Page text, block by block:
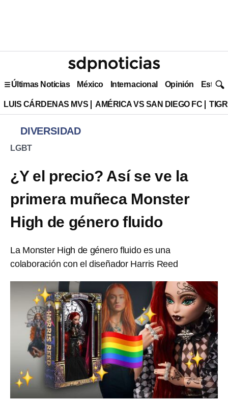
Últimas Noticias México Internacional Opinión Estilo
LUIS CÁRDENAS MVS AMÉRICA VS SAN DIEGO FC
DIVERSIDAD
LGBT
¿Y el precio? Así se ve la
primera muñeca Monster
High de género fluido
La Monster High de género fluido es una
colaboración con el diseñador Harris Reed